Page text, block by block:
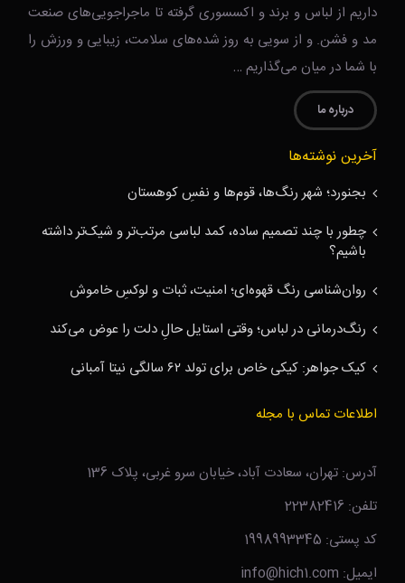
داریم از لباس و برند و اکسسوری گرفته تا ماجراجویی‌های صنعت
مد و فشن. و از سویی به روز شده‌های سلامت، زیبایی و ورزش را
با شما در میان می‌گذاریم …
درباره ما
آخرین نوشته‌ها
بجنورد؛ شهر رنگ‌ها، قوم‌ها و نفسِ کوهستان
چطور با چند تصمیم ساده، کمد لباسی مرتب‌تر و شیک‌تر داشته
باشیم؟
روان‌شناسی رنگ قهوه‌ای؛ امنیت، ثبات و لوکسِ خاموش
رنگ‌درمانی در لباس؛ وقتی استایل حالِ دلت را عوض می‌کند
کیک جواهر: کیکی خاص برای تولد ۶۲ سالگی نیتا آمبانی
اطلاعات تماس با مجله
آدرس: تهران، سعادت آباد، خیابان سرو غربی، پلاک 136
تلفن: 22382416
کد پستی: 1998993345
ایمیل: info@hich1.com